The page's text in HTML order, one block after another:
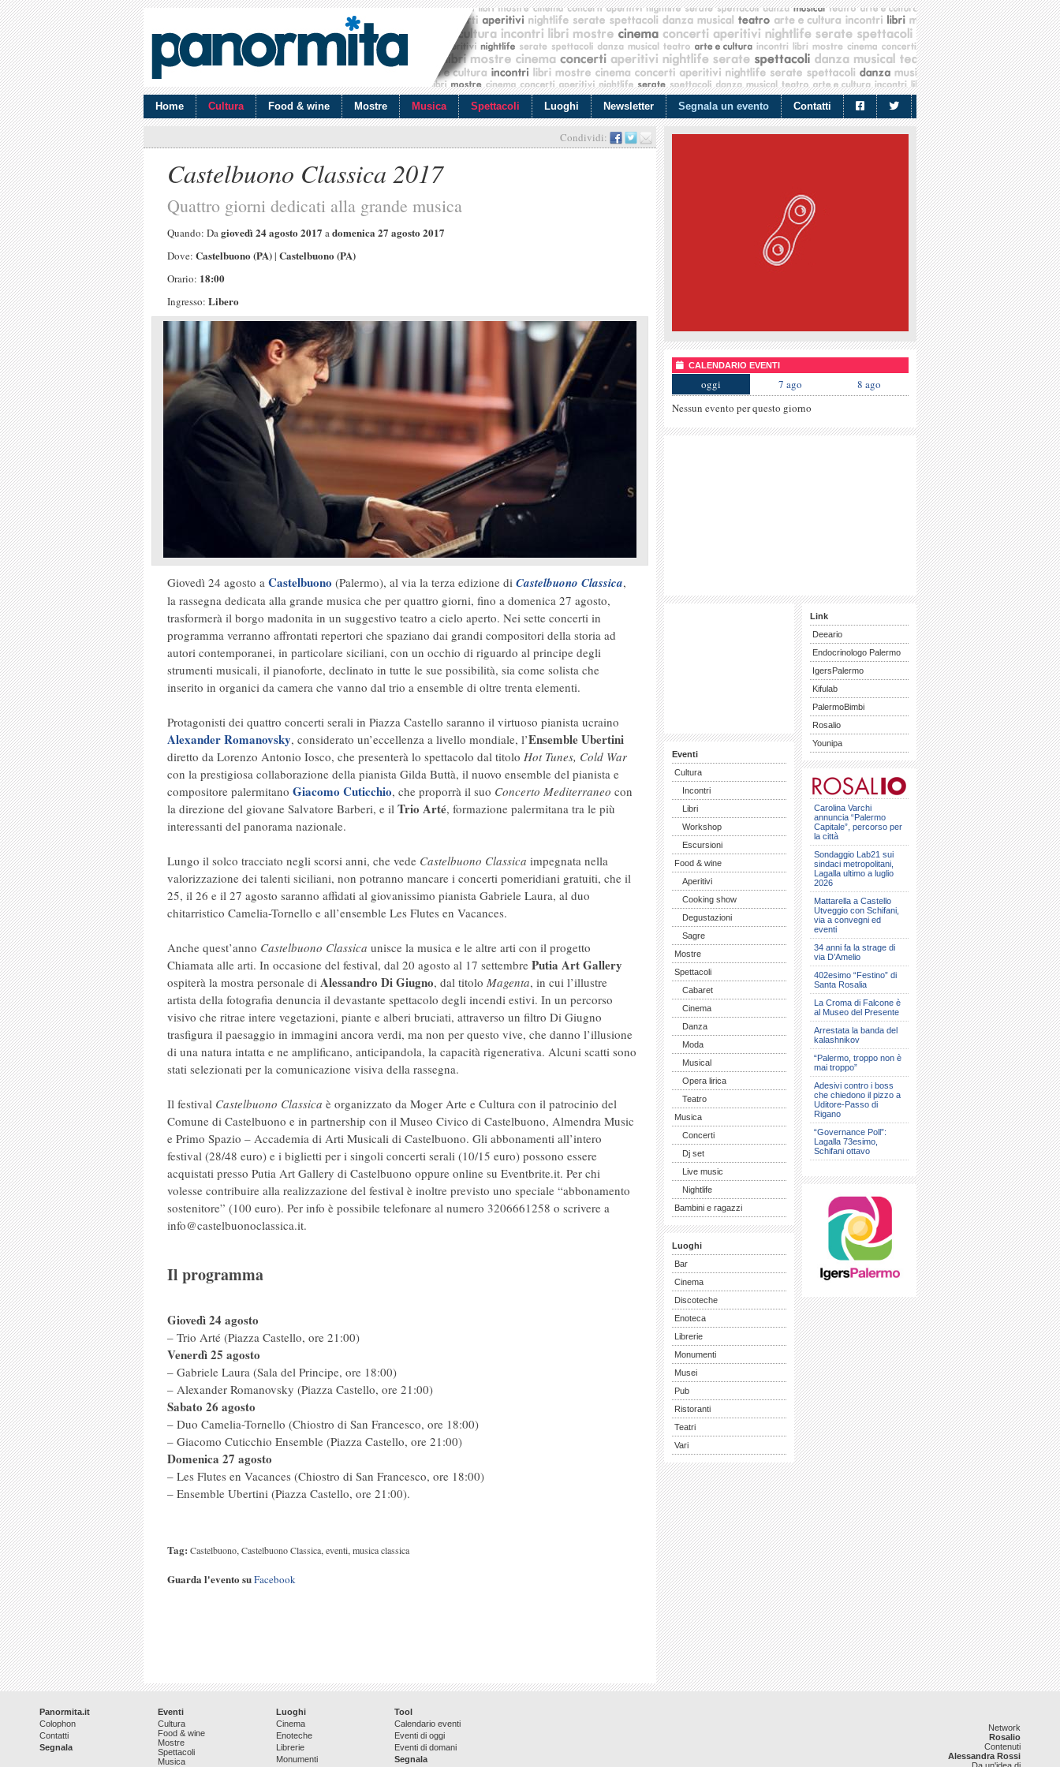
Home Cultura Food & wine Mostre Musica Spettacoli Luoghi Newsletter Segnala un evento Contatti
Condividi:
Castelbuono Classica 2017
Quattro giorni dedicati alla grande musica
Quando: Dagiovedì 24 agosto 2017 adomenica 27 agosto 2017
Dove: Castelbuono (PA)| Castelbuono (PA)
Orario: 18:00
Ingresso: Libero
Giovedì 24 agosto a Castelbuono (Palermo), al via la terza edizione di Castelbuono Classica,
la rassegna dedicata alla grande musica che per quattro giorni, fino a domenica 27 agosto,
trasformerà il borgo madonita in un suggestivo teatro a cielo aperto. Nei sette concerti in
programma verranno affrontati repertori che spaziano dai grandi compositori della storia ad
autori contemporanei, in particolare siciliani, con un occhio di riguardo al principe degli
strumenti musicali, il pianoforte, declinato in tutte le sue possibilità, sia come solista che
inserito in organici da camera che vanno dal trio a ensemble di oltre trenta elementi.
Protagonisti dei quattro concerti serali in Piazza Castello saranno il virtuoso pianista ucraino
Alexander Romanovsky, considerato un’eccellenza a livello mondiale, l’Ensemble Ubertini
diretto da Lorenzo Antonio Iosco, che presenterà lo spettacolo dal titolo Hot Tunes, Cold War
con la prestigiosa collaborazione della pianista Gilda Buttà, il nuovo ensemble del pianista e
compositore palermitano Giacomo Cuticchio, che proporrà il suo Concerto Mediterraneo con
la direzione del giovane Salvatore Barberi, e il Trio Arté, formazione palermitana tra le più
interessanti del panorama nazionale.
Lungo il solco tracciato negli scorsi anni, che vede Castelbuono Classica impegnata nella
valorizzazione dei talenti siciliani, non potranno mancare i concerti pomeridiani gratuiti, che il
25, il 26 e il 27 agosto saranno affidati al giovanissimo pianista Gabriele Laura, al duo
chitarristico Camelia-Tornello e all’ensemble Les Flutes en Vacances.
Anche quest’anno Castelbuono Classica unisce la musica e le altre arti con il progetto
Chiamata alle arti. In occasione del festival, dal 20 agosto al 17 settembre Putia Art Gallery
ospiterà la mostra personale di Alessandro Di Giugno, dal titolo Magenta, in cui l’illustre
artista della fotografia denuncia il devastante spettacolo degli incendi estivi. In un percorso
visivo che ritrae intere vegetazioni, piante e alberi bruciati, attraverso un filtro Di Giugno
trasfigura il paesaggio in immagini ancora verdi, ma non per questo vive, che danno l’illusione
di una natura intatta e ne amplificano, anticipandola, la capacità rigenerativa. Alcuni scatti sono
stati selezionati per la comunicazione visiva della rassegna.
Il festival Castelbuono Classica è organizzato da Moger Arte e Cultura con il patrocinio del
Comune di Castelbuono e in partnership con il Museo Civico di Castelbuono, Almendra Music
e Primo Spazio – Accademia di Arti Musicali di Castelbuono. Gli abbonamenti all’intero
festival (28/48 euro) e i biglietti per i singoli concerti serali (10/15 euro) possono essere
acquistati presso Putia Art Gallery di Castelbuono oppure online su Eventbrite.it. Per chi
volesse contribuire alla realizzazione del festival è inoltre previsto uno speciale “abbonamento
sostenitore” (100 euro). Per info è possibile telefonare al numero 3206661258 o scrivere a
info@castelbuonoclassica.it.
Il programma
Giovedì 24 agosto
– Trio Arté (Piazza Castello, ore 21:00)
Venerdì 25 agosto
– Gabriele Laura (Sala del Principe, ore 18:00)
– Alexander Romanovsky (Piazza Castello, ore 21:00)
Sabato 26 agosto
– Duo Camelia-Tornello (Chiostro di San Francesco, ore 18:00)
– Giacomo Cuticchio Ensemble (Piazza Castello, ore 21:00)
Domenica 27 agosto
– Les Flutes en Vacances (Chiostro di San Francesco, ore 18:00)
– Ensemble Ubertini (Piazza Castello, ore 21:00).
Tag: Castelbuono,Castelbuono Classica,eventi,musica classica
Guarda l'evento suFacebook
CALENDARIO EVENTI
oggi 7 ago
8 ago
Nessun evento per questo giorno
Eventi
Cultura
Incontri
Libri
Workshop
Escursioni
Food & wine
Aperitivi
Cooking show
Degustazioni
Sagre
Mostre
Spettacoli
Cabaret
Cinema
Danza
Moda
Musical
Opera lirica
Teatro
Musica
Concerti
Dj set
Live music
Nightlife
Bambini e ragazzi
Luoghi
Bar
Cinema
Discoteche
Enoteca
Librerie
Monumenti
Musei
Pub
Ristoranti
Teatri
Vari
Link
Deeario
Endocrinologo Palermo
IgersPalermo
Kifulab
PalermoBimbi
Rosalio
Younipa
Carolina Varchi
annuncia “Palermo
Capitale”, percorso per
la città
Sondaggio Lab21 sui
sindaci metropolitani,
Lagalla ultimo a luglio
2026
Mattarella a Castello
Utveggio con Schifani,
via a convegni ed
eventi
34 anni fa la strage di
via D’Amelio
402esimo “Festino” di
Santa Rosalia
La Croma di Falcone è
al Museo del Presente
Arrestata la banda del
kalashnikov
“Palermo, troppo non è
mai troppo”
Adesivi contro i boss
che chiedono il pizzo a
Uditore-Passo di
Rigano
“Governance Poll”:
Lagalla 73esimo,
Schifani ottavo
Panormita.it
Colophon
Contatti
Segnala
Eventi
Cultura
Food & wine
Mostre
Spettacoli
Musica
Luoghi
Cinema
Enoteche
Librerie
Monumenti
Tool
Calendario eventi
Eventi di oggi
Eventi di domani
Segnala
Network
Rosalio
Contenuti
Alessandra Rossi